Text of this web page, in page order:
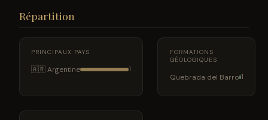
Répartition
PRINCIPAUX PAYS
🇦🇷 Argentine 1
FORMATIONS
GÉOLOGIQUES
Quebrada del Barro 1